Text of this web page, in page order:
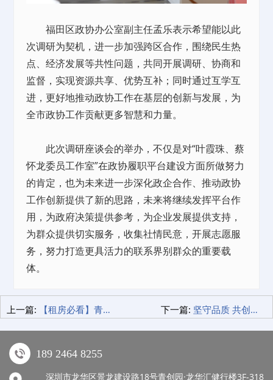
福田区政协办公室副主任孟乐表示希望能以此
次调研为契机，进一步加强跨区合作，围绕民生热
点、经济发展等共性问题，共同开展调研、协商和
监督，实现资源共享、优势互补；同时通过互学互
进，更好地推动政协工作在基层的创新与发展，为
全市政协工作贡献更多智慧和力量。
此次调研座谈会的举办，不仅是对“叶霞珠、蔡
怀龙委员工作室”在政协履职平台建设方面所做努力
的肯定，也为未来进一步深化政企合作、推动政协
工作创新提供了新的思路，未来将继续发挥平台作
用，为政府决策提供参考，为企业发展提供支持，
为群众提供切实服务，收集社情民意，开展志愿服
务，努力打造更具活力的联系界别群众的重要载
体。
上一篇: 【租房必看】青年公寓·观澜店推出6选1惊喜大礼包 手慢无！ 下一篇: 坚守品质 共创未来 | 青创智园集团召开2025年度品控管理工作会议
189 2464 8255
深圳市龙华区景龙建设路18号青创园·龙华汇健行楼3F-318